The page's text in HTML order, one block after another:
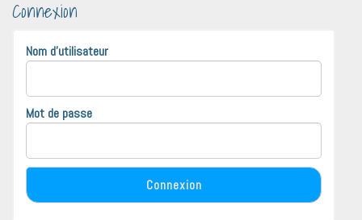
Connexion
Nom d'utilisateur
Mot de passe